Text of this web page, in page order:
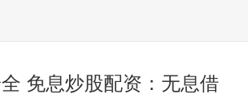
免息炒股配资：无息借